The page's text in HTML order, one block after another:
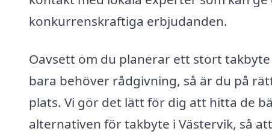
konkurrenskraftiga erbjudanden.
Oavsett om du planerar ett stort
bara behöver rådgivning, så är du på
plats. Vi gör det lätt för dig att hitta de
alternativen för takbyte i Västervik, så